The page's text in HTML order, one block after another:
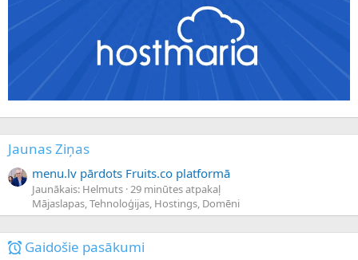
Jaunas Ziņas
menu.lv pārdots Fruits.co platformā
Jaunākais: Helmuts 29 minūtes atpakaļ
Mājaslapas, Tehnoloģijas, Hostings, Domēni
Gaidošie pasākumi